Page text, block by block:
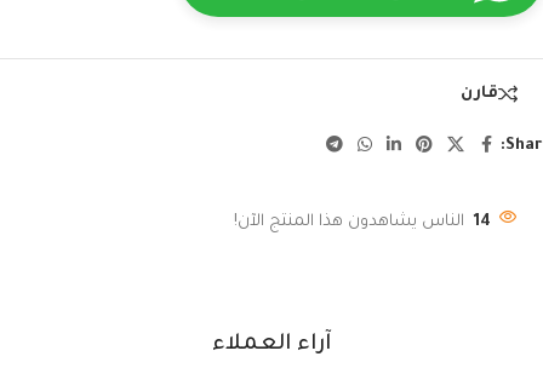
قارن
14 الناس يشاهدون هذا المنتج الآن!
آراء العملاء